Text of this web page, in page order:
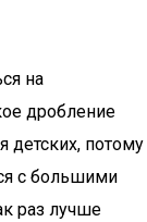
на
дробление
детских, потому
с большими
раз лучше